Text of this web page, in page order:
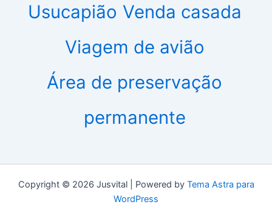
Usucapião Venda casada
Viagem de avião
Área de preservação
permanente
Copyright © 2026 Jusvital | Powered by Tema Astra para
WordPress